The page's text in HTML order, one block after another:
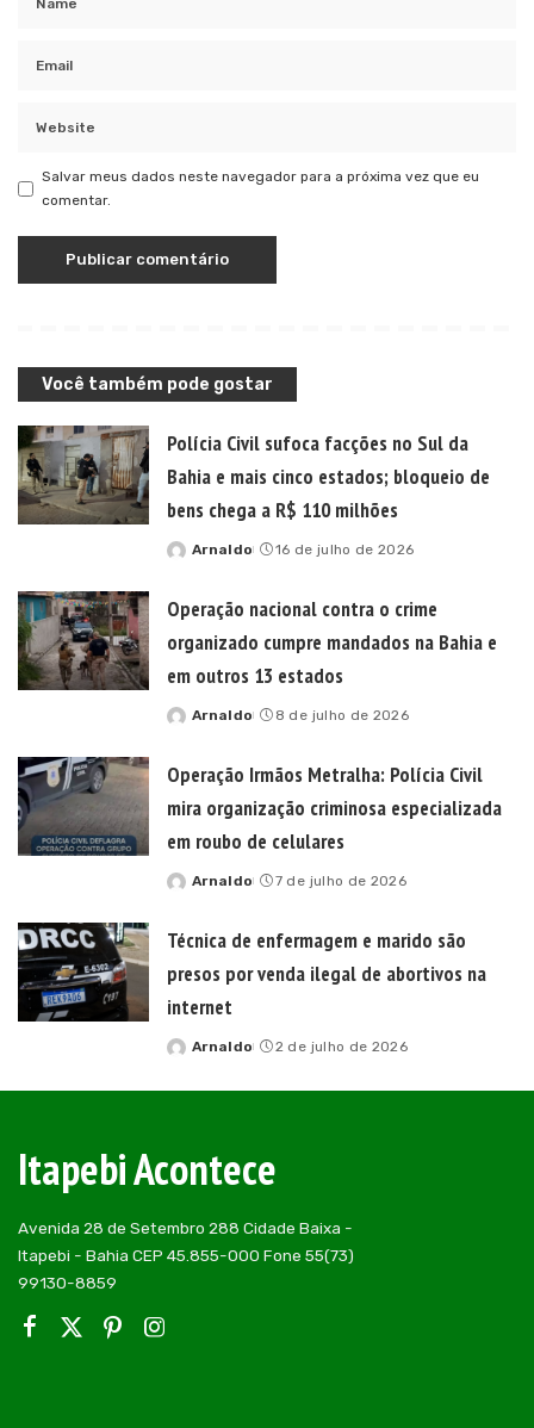
Salvar meus dados neste navegador para a próxima vez que eu
comentar.
Você também pode gostar
Polícia Civil sufoca facções no Sul da
Bahia e mais cinco estados; bloqueio de
bens chega a R$ 110 milhões
Posted
Arnaldo 16 de julho de 2026
Operação nacional contra o crime
organizado cumpre mandados na Bahia e
em outros 13 estados
Posted
Arnaldo 8 de julho de 2026
Operação Irmãos Metralha: Polícia Civil
mira organização criminosa especializada
em roubo de celulares
Posted
Arnaldo 7 de julho de 2026
Técnica de enfermagem e marido são
presos por venda ilegal de abortivos na
internet
Posted
Arnaldo 2 de julho de 2026
Itapebi Acontece
Avenida 28 de Setembro 288 Cidade Baixa -
Itapebi - Bahia CEP 45.855-000 Fone 55(73)
99130-8859